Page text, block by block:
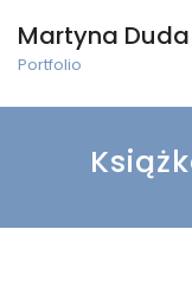
Martyna Duda
Portfolio